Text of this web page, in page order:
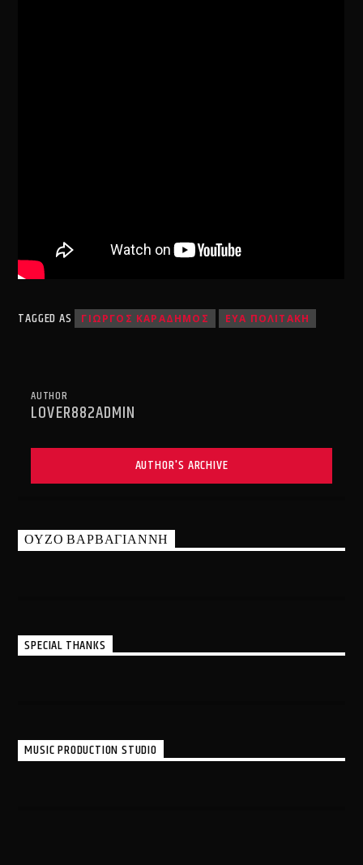
TAGGED AS ΓΙΩΡΓΟΣ ΚΑΡΑΔΗΜΟΣ ΕΥΑ ΠΟΛΙΤΑΚΗ
AUTHOR
LOVER882ADMIN
AUTHOR'S ARCHIVE
ΟΥΖΟ ΒΑΡΒΑΓΙΑΝΝΗ
SPECIAL THANKS
MUSIC PRODUCTION STUDIO